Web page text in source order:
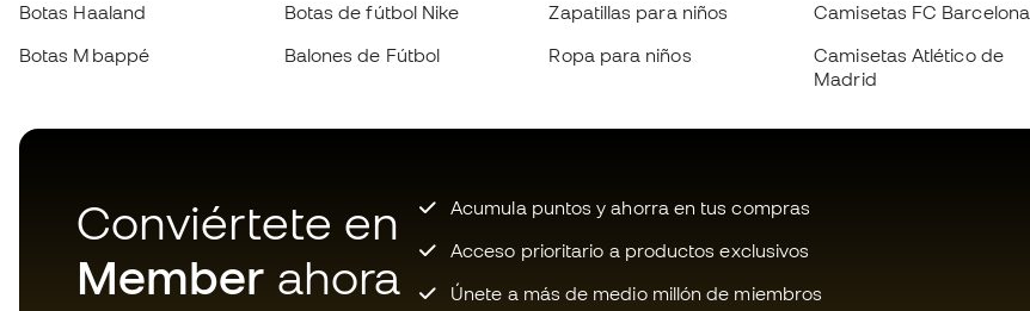
Botas Haaland
Botas Mbappé
Botas de fútbol Nike
Balones de Fútbol
Zapatillas para niños
Ropa para niños
Camisetas FC Barcelona
Camisetas Atlético de
Madrid
Conviértete en
Member ahora
Acumula puntos y ahorra en tus compras
Acceso prioritario a productos exclusivos
Únete a más de medio millón de miembros